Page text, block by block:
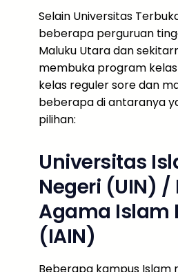
Selain Universitas
beberapa perguruan
Maluku Utara dan
membuka program
kelas reguler sore dan
beberapa di antaranya
pilihan:
Universitas
Negeri (UIN)
Agama Islam
(IAIN)